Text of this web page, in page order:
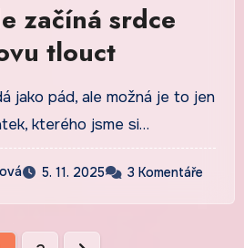
začíná srdce
tlouct
jako pád, ale možná je to jen
kterého jsme si…
5. 11. 2025 3 Komentáře